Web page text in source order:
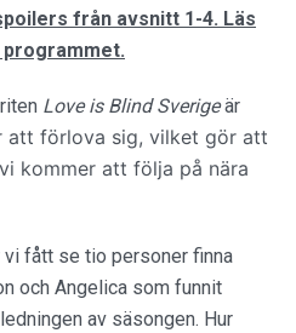
från avsnitt 1-4. Läs
Love is Blind Sverigeär
att förlova sig, vilket gör att
kommer att följa på nära
fått se tio personer finna
och Angelica som funnit
av säsongen. Hur